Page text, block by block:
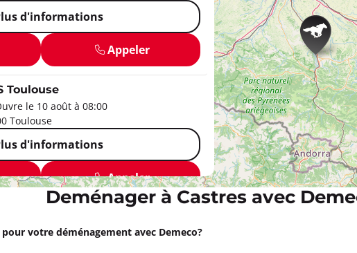
d'informations
Appeler
Toulouse
le 10 août à 08:00
Toulouse
d'informations
Appeler
Deménager à Castres avec
votre déménagement avec Demeco?